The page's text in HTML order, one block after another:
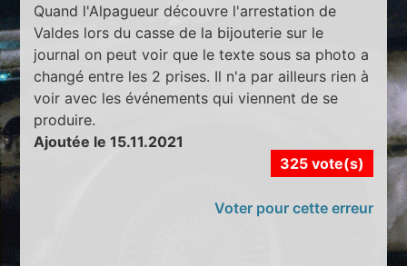
Quand l'Alpagueur découvre l'arrestation de
Valdes lors du casse de la bijouterie sur le
journal on peut voir que le texte sous sa photo a
changé entre les 2 prises. Il n'a par ailleurs rien à
voir avec les événements qui viennent de se
produire.
Ajoutée le 15.11.2021
325 vote(s)
Voter pour cette erreur